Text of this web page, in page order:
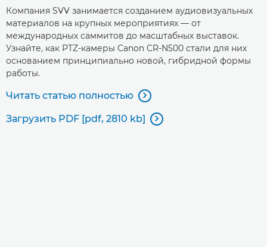
Компания SVV занимается созданием аудиовизуальных
материалов на крупных мероприятиях — от
международных саммитов до масштабных выставок.
Узнайте, как PTZ-камеры Canon CR-N500 стали для них
основанием принципиально новой, гибридной формы
работы.
Читать статью полностью 
Загрузить PDF [pdf, 2810 kb] 